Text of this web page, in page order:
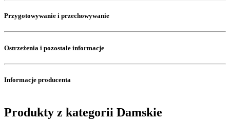
Przygotowywanie i przechowywanie
Ostrzeżenia i pozostałe informacje
Informacje producenta
Produkty z kategorii Damskie